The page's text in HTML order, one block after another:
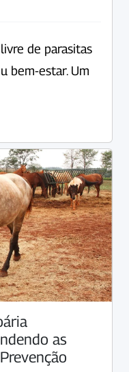
de parasitas
bem-estar. Um
as